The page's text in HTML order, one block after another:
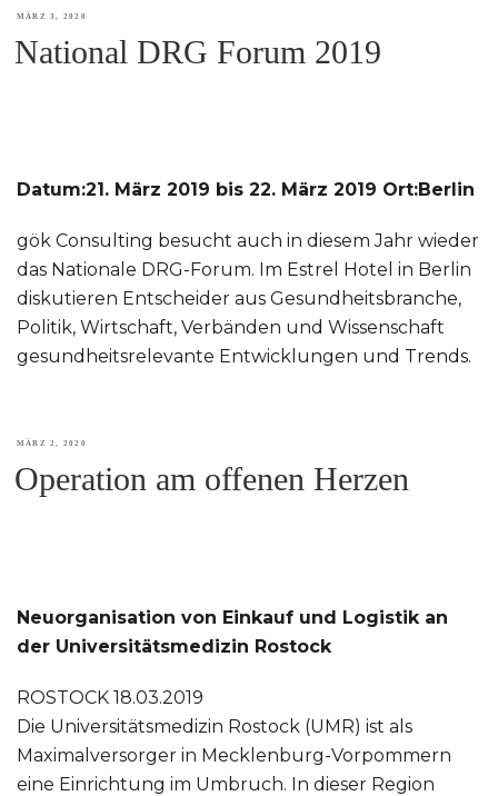
VERÖFFENTLICHT
AM
MÄRZ 3, 2020
National DRG Forum 2019
Datum:21. März 2019 bis 22. März 2019 Ort:Berlin
gök Consulting besucht auch in diesem Jahr wieder
das Nationale DRG-Forum. Im Estrel Hotel in Berlin
diskutieren Entscheider aus Gesundheitsbranche,
Politik, Wirtschaft, Verbänden und Wissenschaft
gesundheitsrelevante Entwicklungen und Trends.
VERÖFFENTLICHT
AM
MÄRZ 2, 2020
Operation am offenen Herzen
Neuorganisation von Einkauf und Logistik an
der Universitätsmedizin Rostock
ROSTOCK 18.03.2019
Die Universitätsmedizin Rostock (UMR) ist als
Maximalversorger in Mecklenburg-Vorpommern
eine Einrichtung im Umbruch. In dieser Region